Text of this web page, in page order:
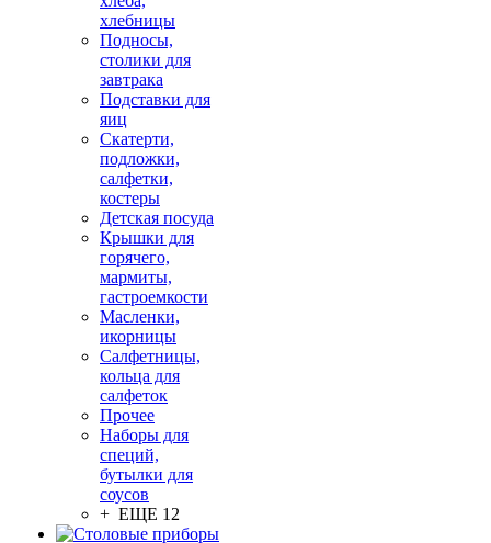
хлебницы
Подносы,
столики для
завтрака
Подставки для
яиц
Скатерти,
подложки,
салфетки,
костеры
Детская посуда
Крышки для
горячего,
мармиты,
гастроемкости
Масленки,
икорницы
Салфетницы,
кольца для
салфеток
Прочее
Наборы для
специй,
бутылки для
соусов
+ ЕЩЕ 12